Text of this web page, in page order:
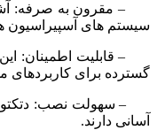
– مقرون به صرفه:
سیستم های آسپیراسیون
– قابلیت اطمینان: این
گسترده برای کاربردهای
– سهولت نصب:
آسانی دارند.